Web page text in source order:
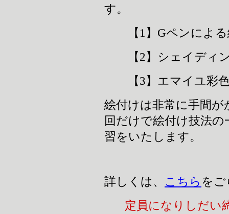
す。
【1】Gペンによる
【2】シェイディン
【3】エマイユ彩
絵付けは非常に手間
回だけで絵付け技法
習をいたします。
詳しくは、 こちら を
定員になりしだい